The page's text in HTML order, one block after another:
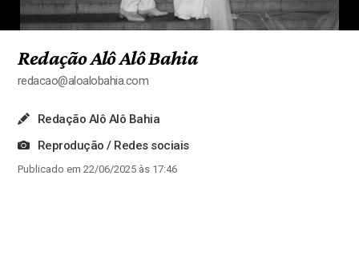
Redação Alô Alô Bahia
redacao@aloalobahia.com
Redação Alô Alô Bahia
Reprodução / Redes sociais
Publicado em 22/06/2025 às 17:46